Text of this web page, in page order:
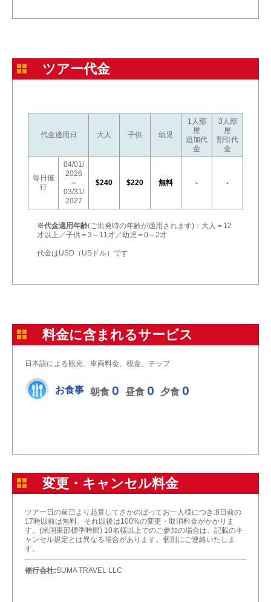
ツアー代金
代金適用日 大人 子供 幼児
1人部
屋
追加代
金
3人部
屋
割引代
金
毎日催
行
04/01/
2026
～
03/31/
2027
$240 $220 無料 - -
※代金適用年齢(ご出発時の年齢が適用されます)：大人＝12
才以上／子供＝3～11才／幼児＝0～2才
代金はUSD（USドル）です
料金に含まれるサービス
日本語による観光、車両料金、税金、チップ
お食事 朝食 0 昼食 0 夕食 0
変更・キャンセル料金
ツアー日の前日より起算してさかのぼってお一人様につき:8日前の
17時以前は無料、それ以後は100%の変更・取消料金がかかりま
す。(米国東部標準時間) 10名様以上でのご参加の場合は、記載のキ
ャンセル規定とは異なる場合があります。個別にご連絡いたしま
す。
催行会社:SUMA TRAVEL LLC